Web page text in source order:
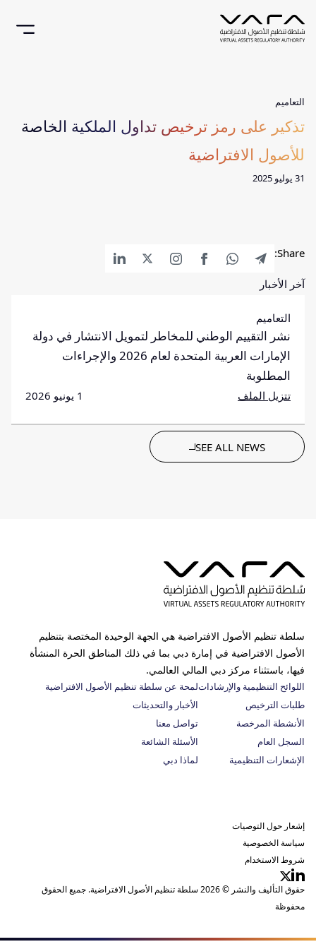
التعاميم
تذكير على رمز ترخيص تداول الملكية الخاصة
للأصول الافتراضية
31 يوليو 2025
Share:
آخر الأخبار
التعاميم
نشر التقييم الوطني للمخاطر لتمويل الانتشار في دولة
الإمارات العربية المتحدة لعام 2026 والإجراءات
المطلوبة
تتزيل الملف 1 يونيو 2026
SEE ALL NEWS
سلطة تنظيم الأصول الافتراضية هي الجهة الوحيدة المختصة بتنظيم
الأصول الافتراضية في إمارة دبي بما في ذلك المناطق الحرة المنشأة
فيها، باستثناء مركز دبي المالي العالمي.
اللوائح التنظيمية والإرشادات
طلبات الترخيص
الأنشطة المرخصة
السجل العام
الإشعارات التنظيمية
لمحة عن سلطة تنظيم الأصول الافتراضية
الأخبار والتحديثات
تواصل معنا
الأسئلة الشائعة
لماذا دبي
حقوق التأليف والنشر © 2026 سلطة تنظيم الأصول الافتراضية. جميع الحقوق
محفوظة
إشعار حول التوصيات
سياسة الخصوصية
شروط الاستخدام